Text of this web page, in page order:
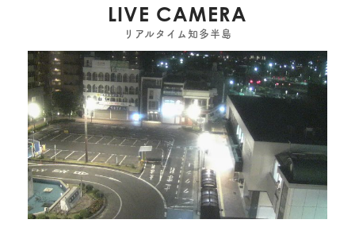
LIVE CAMERA
リアルタイム知多半島